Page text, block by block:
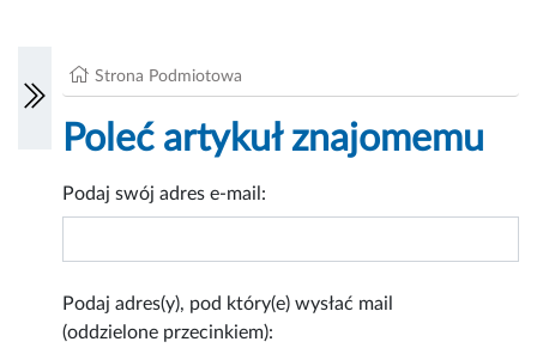
Strona Podmiotowa
Poleć artykuł znajomemu
Podaj swój adres e-mail:
Podaj adres(y), pod który(e) wysłać mail
(oddzielone przecinkiem):